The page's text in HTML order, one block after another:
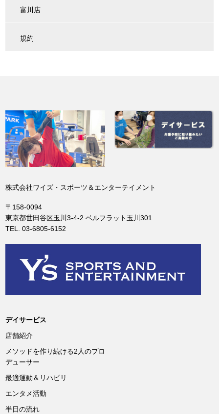
富川店
規約
株式会社ワイズ・スポーツ＆エンターテイメント
〒158-0094
東京都世田谷区玉川3-4-2 ベルフラット玉川301
TEL. 03-6805-6152
デイサービス
店舗紹介
メソッドを作り続ける2人のプロ
デューサー
最適運動＆リハビリ
エンタメ活動
半日の流れ